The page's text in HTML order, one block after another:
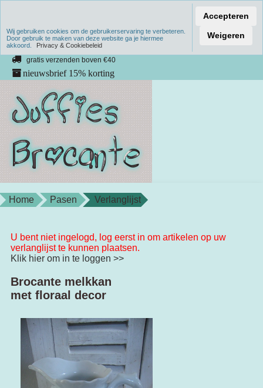
Verzenden binnen 1 werkdag
unieke producten
gratis verzenden boven €40
nieuwsbrief 15% korting
Home Pasen Verlanglijst
U bent niet ingelogd, log eerst in om artikelen op uw
verlanglijst te kunnen plaatsen.
Klik hier om in te loggen >>
Brocante melkkan
met floraal decor
Wij gebruiken cookies om de gebruikerservaring te verbeteren.
Door gebruik te maken van deze website ga je hiermee
akkoord.
Privacy & Cookiebeleid
Accepteren
Weigeren